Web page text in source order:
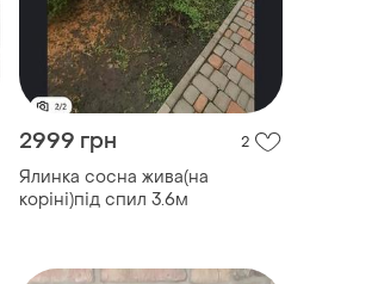
2999 грн 2
Ялинка сосна жива(на
коріні)під спил 3.6м